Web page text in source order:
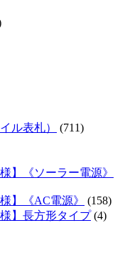
ル表札）
(711)
】《ソーラー電源》
】《AC電源》
(158)
】長方形タイプ(4)